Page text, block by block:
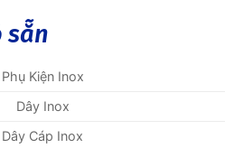
sẵn
Phụ Kiện Inox
Dây Inox
Dây Cáp Inox